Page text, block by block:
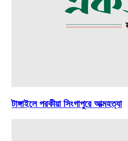
টাঙ্গাইলে পরকীয়া সিংগাপুরে আত্মহত্যা